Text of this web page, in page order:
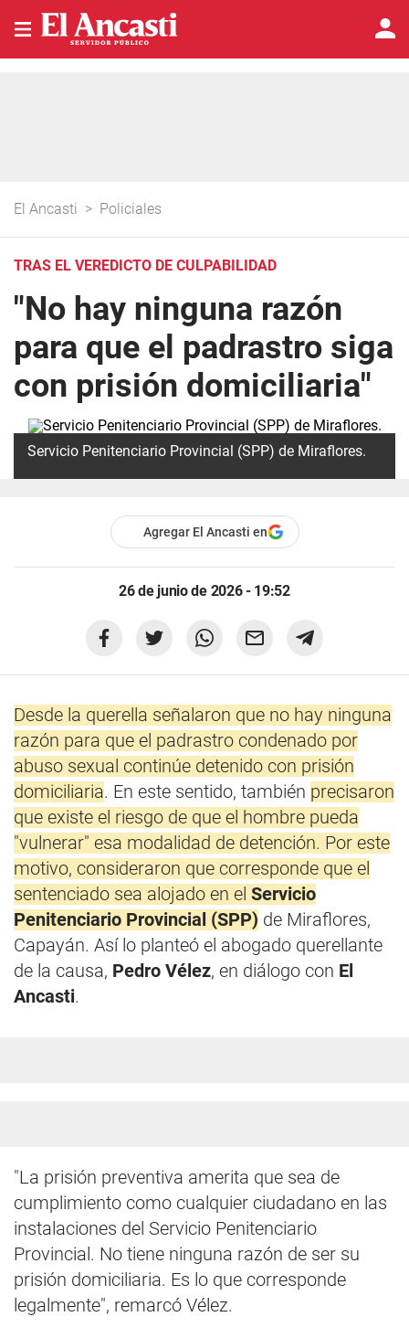
El Ancasti > Policiales
TRAS EL VEREDICTO DE CULPABILIDAD
"No hay ninguna razón
para que el padrastro siga
con prisión domiciliaria"
Servicio Penitenciario Provincial (SPP) de Miraflores.
Agregar El Ancasti en
26 de junio de 2026 - 19:52
Desde la querella señalaron que no hay ninguna
razón para que el padrastro condenado por
abuso sexual continúe detenido con prisión
domiciliaria. En este sentido, también precisaron
que existe el riesgo de que el hombre pueda
"vulnerar" esa modalidad de detención. Por este
motivo, consideraron que corresponde que el
sentenciado sea alojado en el Servicio
Penitenciario Provincial (SPP) de Miraflores,
Capayán. Así lo planteó el abogado querellante
de la causa, Pedro Vélez, en diálogo con El
Ancasti.
"La prisión preventiva amerita que sea de
cumplimiento como cualquier ciudadano en las
instalaciones del Servicio Penitenciario
Provincial. No tiene ninguna razón de ser su
prisión domiciliaria. Es lo que corresponde
legalmente", remarcó Vélez.